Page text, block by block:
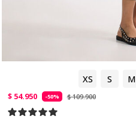
XS S M
$ 54.950 -50% $ 109.900